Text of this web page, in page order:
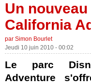
Un
California
par Simon Bourlet
Jeudi 10 juin 2010 - 00:02
Le parc
Adventure